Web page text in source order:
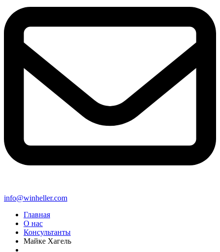
info@winheller.com
Главная
О нас
Консультанты
Майке Хагель